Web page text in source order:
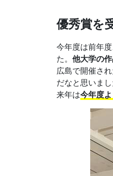
優秀賞を
今年度は前年
た。 他大学の
広島で開催さ
だなと思いまし
来年は今年度